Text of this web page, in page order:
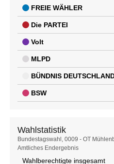
FREIE WÄHLER
Die PARTEI
Volt
MLPD
BÜNDNIS
BSW
Wahlstatistik
Wahlstatistik
Bundestagswahl, 0009 - OT
Amtliches Endergebnis
Wahlberechtigte insgesamt